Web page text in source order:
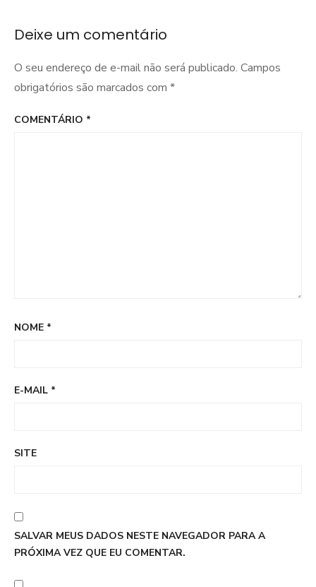
Deixe um comentário
O seu endereço de e-mail não será publicado. Campos
obrigatórios são marcados com *
COMENTÁRIO *
NOME *
E-MAIL *
SITE
SALVAR MEUS DADOS NESTE NAVEGADOR PARA A
PRÓXIMA VEZ QUE EU COMENTAR.